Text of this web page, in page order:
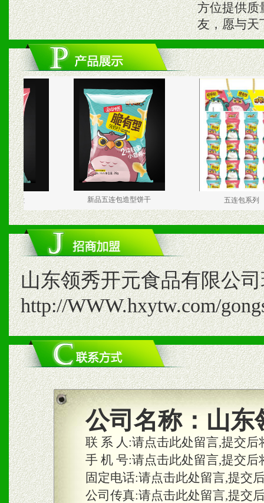
方位提供质
友，愿与天
新品五连包造型饼干 五连包系列
山东领秀开元食品有限公
http://WWW.hxytw.com/
公司名称： 山东
联 系 人:请点击此处留言,提交
手 机 号:请点击此处留言,提交
固定电话:请点击此处留言,提交
公司传真:请点击此处留言,提交